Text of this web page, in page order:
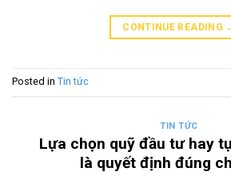
CONTINUE READING
Posted in Tin tức
TIN TỨC
Lựa chọn quỹ đầu tư hay
là quyết định đúng